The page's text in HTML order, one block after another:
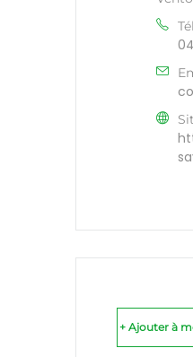
+ Ajouter à